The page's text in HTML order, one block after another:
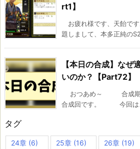
rt1】
お疲れ様です、天飴で
題しまして、本多正純の
【本日の合成】なぜ
いのか？【Part72】
おつあめ～ 合成期間
合成回です。 今回は
タグ
24章 (6) 25章(16) 26章 (19)